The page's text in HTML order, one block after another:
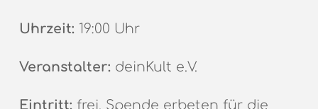
Uhrzeit: 19:00 Uhr
Veranstalter: deinKult e.V.
Eintritt: frei, Spende erbeten für die